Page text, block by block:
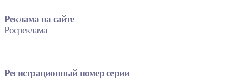
Реклама на сайте
Росреклама
Регистрационный номер серии